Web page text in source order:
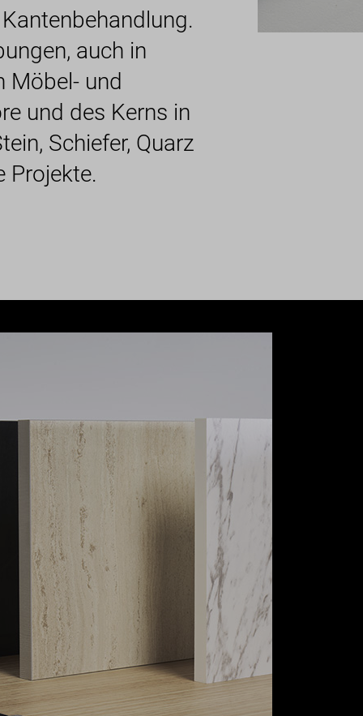
auch in
Möbel- und
und des Kerns in
Schiefer, Quarz
Projekte.